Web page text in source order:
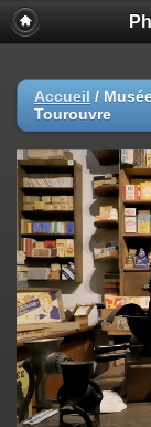
Accueil /
Tourouvre